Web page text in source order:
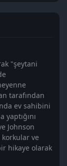
"şeytani
tarafından
ev sahibini
Johnson
korkular ve
hikaye olarak